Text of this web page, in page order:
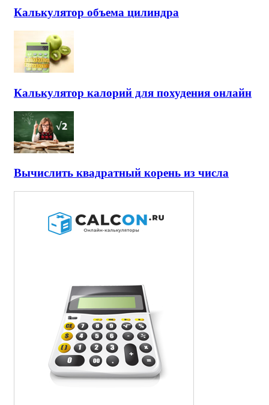
Калькулятор объема цилиндра
Калькулятор калорий для похудения онлайн
Вычислить квадратный корень из числа